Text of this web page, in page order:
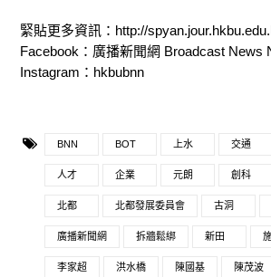
緊貼更多資訊：http://
Facebook：廣播新聞網 Broadcast News
Instagram ： hkbubnn
BNN BOT 上水 交通
人才 企業 元朗 創科
北都 北都發展委員會 古洞
廣播新聞網 拆牆鬆綁 新田
李家超 洪水橋 陳國基 陳茂波